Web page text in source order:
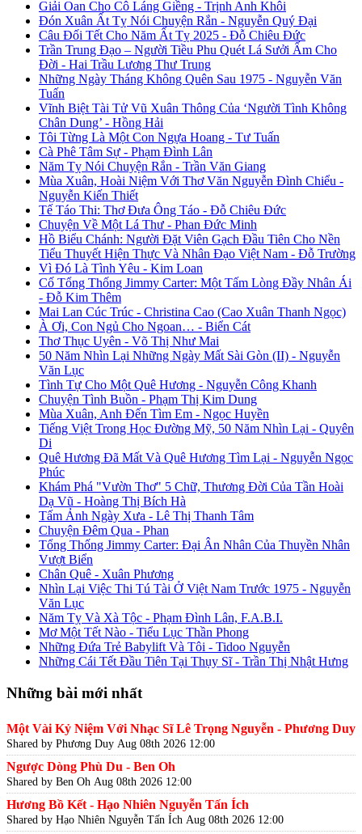
Giải Oan Cho Cô Láng Giềng - Trịnh Anh Khôi
Đón Xuân Ất Tỵ Nói Chuyện Rắn - Nguyễn Quý Đại
Câu Đối Tết Cho Năm Ất Tỵ 2025 - Đỗ Chiêu Đức
Trần Trung Đạo – Người Tiều Phu Quét Lá Sưởi Ấm Cho
Đời - Hai Trầu Lương Thư Trung
Những Ngày Tháng Không Quên Sau 1975 - Nguyễn Văn
Tuấn
Vĩnh Biệt Tài Tử Vũ Xuân Thông Của ‘Người Tình Không
Chân Dung’ - Hồng Hải
Tôi Từng Là Một Con Ngựa Hoang - Tư Tuấn
Cà Phê Tâm Sự - Phạm Đình Lân
Năm Tỵ Nói Chuyện Rắn - Trần Văn Giang
Mùa Xuân, Hoài Niệm Với Thơ Văn Nguyễn Đình Chiểu -
Nguyễn Kiến Thiết
Tế Táo Thi: Thơ Đưa Ông Táo - Đỗ Chiêu Đức
Chuyện Về Một Lá Thư - Phan Đức Minh
Hồ Biểu Chánh: Người Đặt Viên Gạch Đầu Tiên Cho Nền
Tiểu Thuyết Hiện Thực Và Nhân Đạo Việt Nam - Đỗ Trường
Vì Đó Là Tình Yêu - Kim Loan
Cố Tổng Thống Jimmy Carter: Một Tấm Lòng Đầy Nhân Ái
- Đỗ Kim Thêm
Mai Lan Cúc Trúc - Christina Cao (Cao Xuân Thanh Ngọc)
À Ơi, Con Ngủ Cho Ngoan… - Biển Cát
Thơ Thục Uyên - Võ Thị Như Mai
50 Năm Nhìn Lại Những Ngày Mất Sài Gòn (II) - Nguyễn
Văn Lục
Tình Tự Cho Một Quê Hương - Nguyễn Công Khanh
Chuyện Tình Buồn - Phạm Thị Kim Dung
Mùa Xuân, Anh Đến Tìm Em - Ngọc Huyền
Tiếng Việt Trong Học Đường Mỹ, 50 Năm Nhìn Lại - Quyên
Di
Quê Hương Đã Mất Và Quê Hương Tìm Lại - Nguyễn Ngọc
Phúc
Khám Phá "Vườn Thơ" 5 Chữ, Thương Đời Của Tần Hoài
Dạ Vũ - Hoàng Thị Bích Hà
Tấm Ảnh Ngày Xưa - Lê Thị Thanh Tâm
Chuyện Đêm Qua - Phan
Tổng Thống Jimmy Carter: Đại Ân Nhân Của Thuyền Nhân
Vượt Biển
Chân Quê - Xuân Phương
Nhìn Lại Việc Thi Tú Tài Ở Việt Nam Trước 1975 - Nguyễn
Văn Lục
Năm Tỵ Và Xà Tộc - Phạm Đình Lân, F.A.B.I.
Mơ Một Tết Nào - Tiểu Lục Thần Phong
Những Đứa Trẻ Babylift Và Tôi - Tidoo Nguyễn
Những Cái Tết Đầu Tiên Tại Thụy Sĩ - Trần Thị Nhật Hưng
Những bài mới nhất
Một Vài Kỷ Niệm Với Nhạc Sĩ Lê Trọng Nguyễn - Phương Duy
Shared by Phương Duy Aug 08th 2026 12:00
Ngược Dòng Phù Du - Ben Oh
Shared by Ben Oh Aug 08th 2026 12:00
Hương Bồ Kết - Hạo Nhiên Nguyễn Tấn Ích
Shared by Hạo Nhiên Nguyễn Tấn Ích Aug 08th 2026 12:00